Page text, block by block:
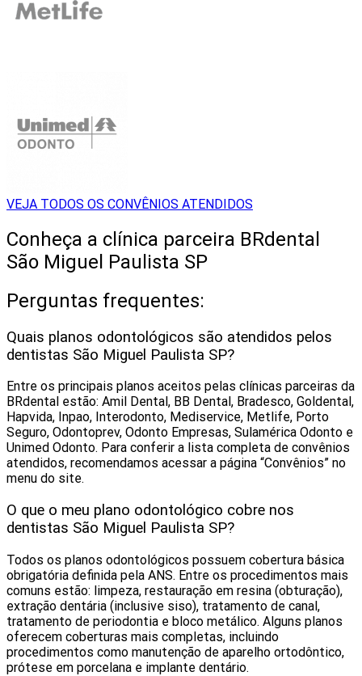
VEJA TODOS OS CONVÊNIOS ATENDIDOS
Conheça a clínica parceira BRdental
São Miguel Paulista‎ SP
Perguntas frequentes:
Quais planos odontológicos são atendidos pelos
dentistas São Miguel Paulista‎ SP?
Entre os principais planos aceitos pelas clínicas parceiras da
BRdental estão: Amil Dental, BB Dental, Bradesco, Goldental,
Hapvida, Inpao, Interodonto, Mediservice, Metlife, Porto
Seguro, Odontoprev, Odonto Empresas, Sulamérica Odonto e
Unimed Odonto. Para conferir a lista completa de convênios
atendidos, recomendamos acessar a página “Convênios” no
menu do site.
O que o meu plano odontológico cobre nos
dentistas São Miguel Paulista‎ SP?
Todos os planos odontológicos possuem cobertura básica
obrigatória definida pela ANS. Entre os procedimentos mais
comuns estão: limpeza, restauração em resina (obturação),
extração dentária (inclusive siso), tratamento de canal,
tratamento de periodontia e bloco metálico. Alguns planos
oferecem coberturas mais completas, incluindo
procedimentos como manutenção de aparelho ortodôntico,
prótese em porcelana e implante dentário.